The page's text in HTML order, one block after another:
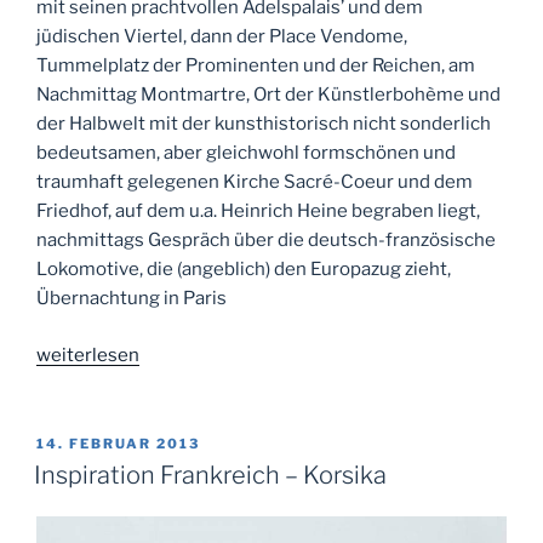
mit seinen prachtvollen Adelspalais’ und dem
jüdischen Viertel, dann der Place Vendome,
Tummelplatz der Prominenten und der Reichen, am
Nachmittag Montmartre, Ort der Künstlerbohème und
der Halbwelt mit der kunsthistorisch nicht sonderlich
bedeutsamen, aber gleichwohl formschönen und
traumhaft gelegenen Kirche Sacré-Coeur und dem
Friedhof, auf dem u.a. Heinrich Heine begraben liegt,
nachmittags Gespräch über die deutsch-französische
Lokomotive, die (angeblich) den Europazug zieht,
Übernachtung in Paris
„Inspiration
Paris
und
weiterlesen
VERÖFFENTLICHT
AM
14. FEBRUAR 2013
Inspiration Frankreich – Korsika